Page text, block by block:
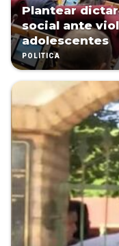
Plantear
social ante
adolescentes
POLÍTICA